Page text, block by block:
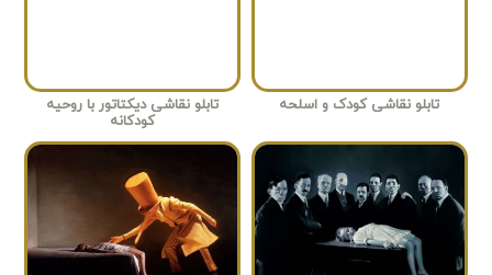
تابلو نقاشی کودک و اسلحه
تابلو نقاشی دیکتاتور با روحیه
کودکانه